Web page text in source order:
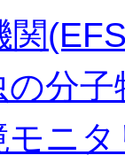
関
分
モニ